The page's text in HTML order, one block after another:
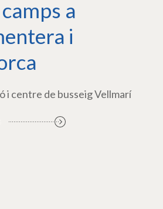
a
i
i centre de busseig Vellmarí